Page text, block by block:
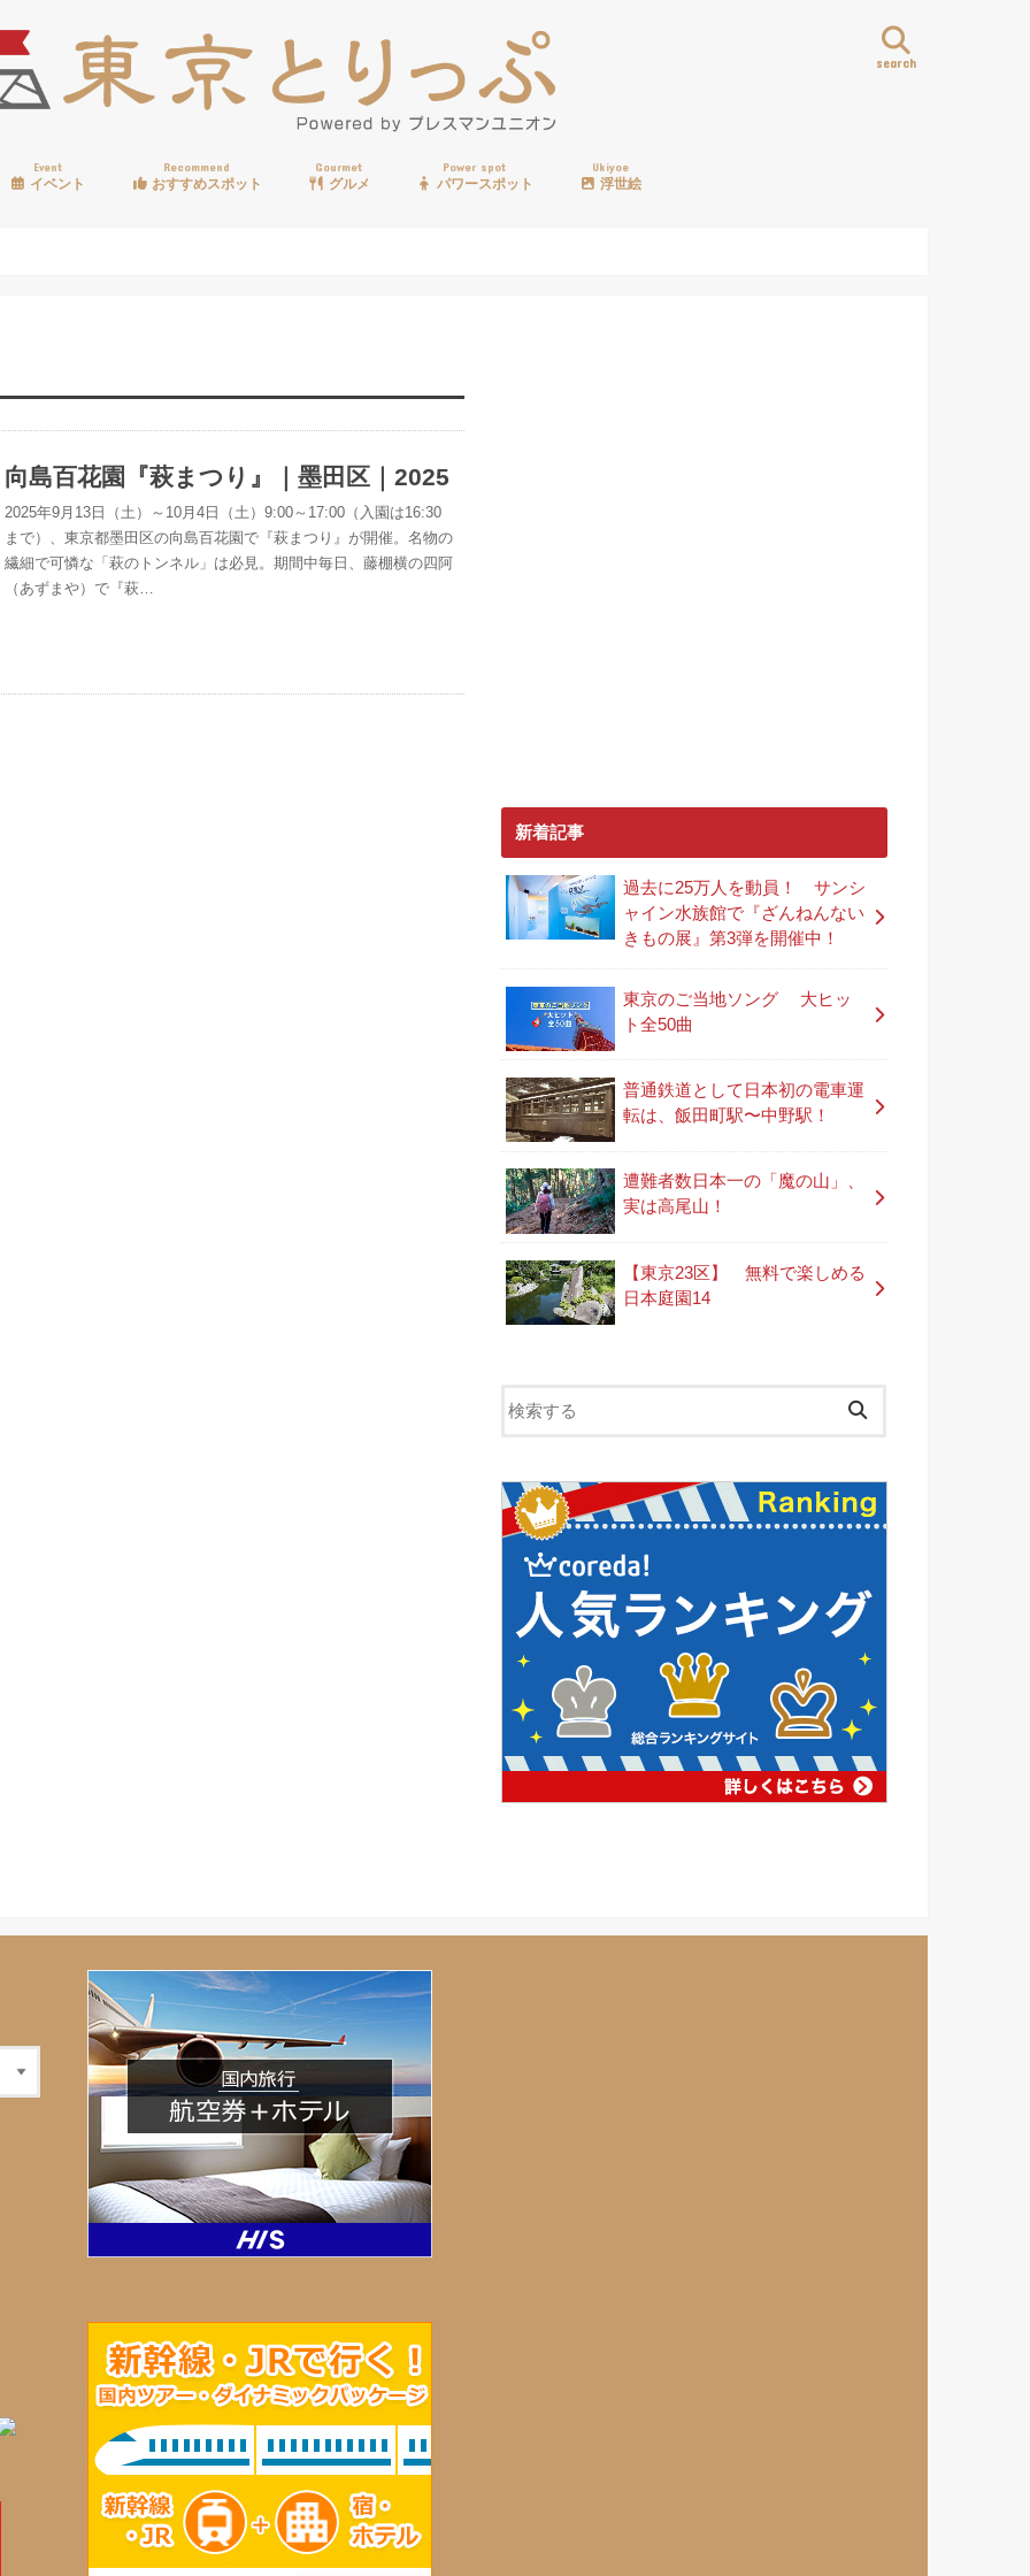
search
Event
イベント
Recommend
おすすめスポット
Gourmet
グルメ
Power spot
パワースポット
Ukiyoe
浮世絵
向島百花園『萩まつり』｜墨田区｜2025
2025年9月13日（土）～10月4日（土）9:00～17:00（入園は16:30
まで）、東京都墨田区の向島百花園で『萩まつり』が開催。名物の
繊細で可憐な「萩のトンネル」は必見。期間中毎日、藤棚横の四阿
（あずまや）で『萩…
新着記事
過去に25万人を動員！ サンシ
ャイン水族館で『ざんねんない
きもの展』第3弾を開催中！
東京のご当地ソング 大ヒッ
ト全50曲
普通鉄道として日本初の電車運
転は、飯田町駅〜中野駅！
遭難者数日本一の「魔の山」、
実は高尾山！
【東京23区】 無料で楽しめる
日本庭園14